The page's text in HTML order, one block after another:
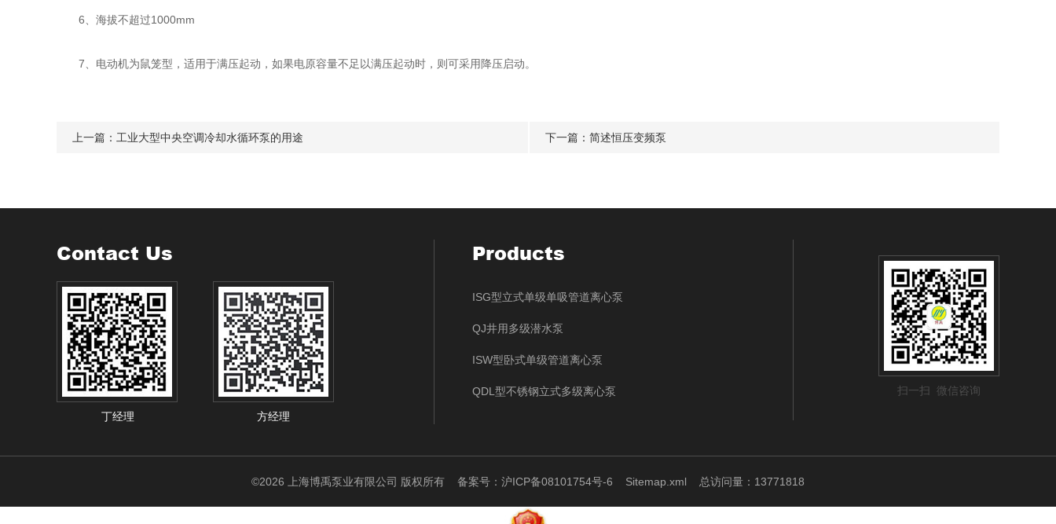
6、海拔不超过1000mm
7、电动机为鼠笼型，适用于满压起动，如果电原容量不足以满压起动时，则可采用降压启动。
上一篇： 工业大型中央空调冷却水循环泵的用途 下一篇： 简述恒压变频泵
Contact Us
丁经理 方经理
Products
ISG型立式单级单吸管道离心泵
QJ井用多级潜水泵
ISW型卧式单级管道离心泵
QDL型不锈钢立式多级离心泵 扫一扫 微信咨询
©2026 上海博禹泵业有限公司 版权所有 备案号：沪ICP备08101754号-6 Sitemap.xml 总访问量：13771818